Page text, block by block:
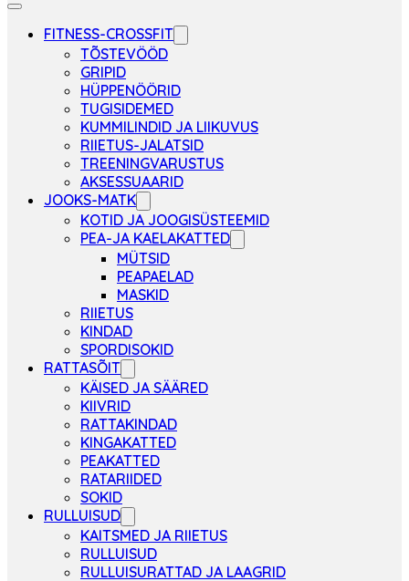
FITNESS-CROSSFIT
TÕSTEVÖÖD
GRIPID
HÜPPENÖÖRID
TUGISIDEMED
KUMMILINDID JA LIIKUVUS
RIIETUS-JALATSID
TREENINGVARUSTUS
AKSESSUAARID
JOOKS-MATK
KOTID JA JOOGISÜSTEEMID
PEA-JA KAELAKATTED
MÜTSID
PEAPAELAD
MASKID
RIIETUS
KINDAD
SPORDISOKID
RATTASÕIT
KÄISED JA SÄÄRED
KIIVRID
RATTAKINDAD
KINGAKATTED
PEAKATTED
RATARIIDED
SOKID
RULLUISUD
KAITSMED JA RIIETUS
RULLUISUD
RULLUISURATTAD JA LAAGRID